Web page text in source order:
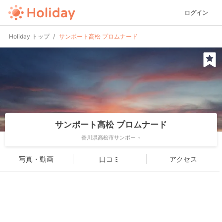
ログイン
Holiday トップ サンポート高松 プロムナード
サンポート高松 プロムナード
香川県高松市サンポート
写真・動画 口コミ アクセス